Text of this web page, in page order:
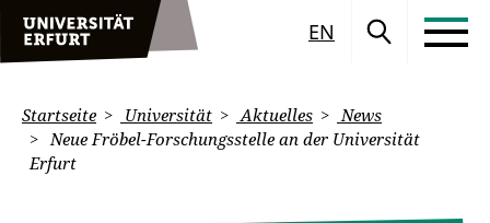
EN
Startseite Universität Aktuelles
News
Neue Fröbel-Forschungsstelle an der Universität
Erfurt